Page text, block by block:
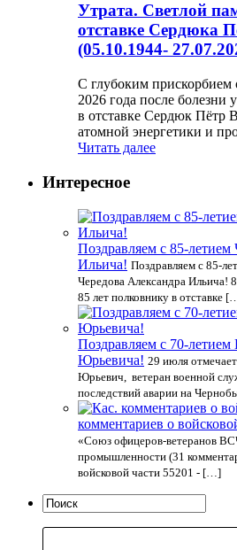
Утрата. Светлой
отставке Сердюка
(05.10.1944-
С глубоким
2026 года после
в отставке Сердюк Пётр
атомной энергетики и
Читать далее
Интересное
Поздравляем с 85-летием
Ильича! Поздравляем с 85-
Чередова Александра Ильича!
85 лет полковнику в отставке
Поздравляем с 70-летием
Юрьевича! 29 июля
Юрьевич, ветеран военной
последствий аварии на
комментариев о
«Союз офицеров-ветеранов
промышленности (31
войсковой части 55201 - […]